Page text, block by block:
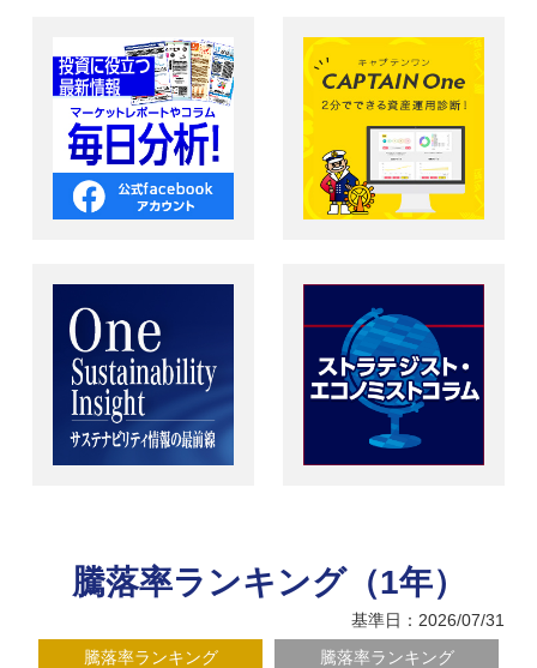
騰落率ランキング（1年）
基準日：2026/07/31
騰落率ランキング 騰落率ランキング